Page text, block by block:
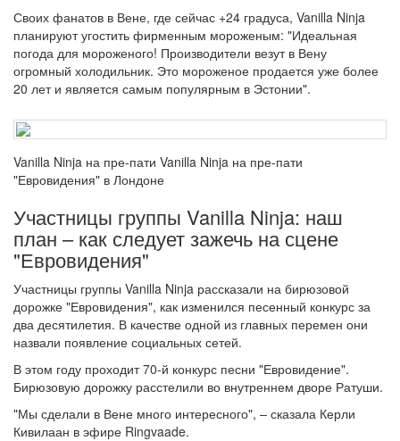
Своих фанатов в Вене, где сейчас +24 градуса, Vanilla Ninja
планируют угостить фирменным мороженым: "Идеальная
погода для мороженого! Производители везут в Вену
огромный холодильник. Это мороженое продается уже более
20 лет и является самым популярным в Эстонии".
Vanilla Ninja на пре-пати Vanilla Ninja на пре-пати
"Евровидения" в Лондоне
Участницы группы Vanilla Ninja: наш
план – как следует зажечь на сцене
"Евровидения"
Участницы группы Vanilla Ninja рассказали на бирюзовой
дорожке "Евровидения", как изменился песенный конкурс за
два десятилетия. В качестве одной из главных перемен они
назвали появление социальных сетей.
В этом году проходит 70-й конкурс песни "Евровидение".
Бирюзовую дорожку расстелили во внутреннем дворе Ратуши.
"Мы сделали в Вене много интересного", – сказала Керли
Кивилаан в эфире Ringvaade.